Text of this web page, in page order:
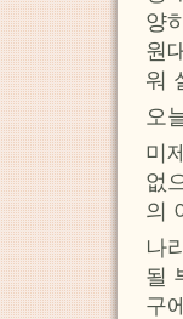
양
원
워
오
미
없
의
나
될
구